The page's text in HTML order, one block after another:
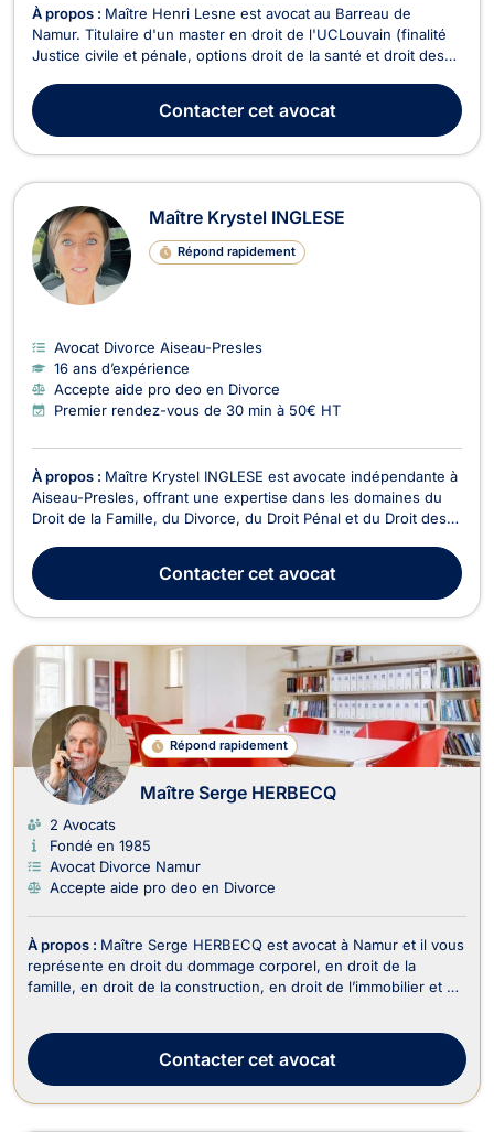
À propos : Maître Henri Lesne est avocat au Barreau de
Namur. Titulaire d'un master en droit de l'UCLouvain (finalité
Justice civile et pénale, options droit de la santé et droit des
justiciables devant toutes les juridictions francophones de
Belgique. Vous faites face à un licenc...
Contactercet avocat
Maître Krystel INGLESE
Répond rapidement
Avocat Divorce Aiseau-Presles
16 ans d’expérience
Accepte aide pro deo en Divorce
Premier rendez-vous de 30 min à 50€ HT
À propos : Maître Krystel INGLESE est avocate indépendante à
Aiseau-Presles, offrant une expertise dans les domaines du
Droit de la Famille, du Divorce, du Droit Pénal et du Droit des
reconnue pour son sérieux et sa rigueur dans le traitement
des affaires juridiques. En Droit...
Contactercet avocat
Répond rapidement
Maître Serge HERBECQ
2 Avocats
Fondé en 1985
Avocat Divorce Namur
Accepte aide pro deo en Divorce
À propos : Maître Serge HERBECQ est avocat à Namur et il vous
représente en droit du dommage corporel, en droit de la
famille, en droit de la construction, en droit de l’immobilier et en
maladies professionnelles, d...
Contactercet avocat